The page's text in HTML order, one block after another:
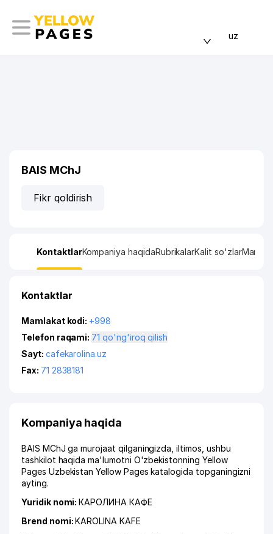
uz
BAIS MChJ
Fikr qoldirish
KontaktlarKompaniya haqidaRubrikalarKalit so'zlarManzil
Kontaktlar
Mamlakat kodi: +998
Telefon raqami:
71 qo'ng'iroq qilish
Sayt: cafekarolina.uz
Fax: 71 2838181
Kompaniya haqida
BAIS MChJ ga murojaat qilganingizda, iltimos, ushbu
tashkilot haqida ma'lumotni O'zbekistonning Yellow
Pages Uzbekistan Yellow Pages katalogida topganingizni
ayting.
Yuridik nomi:КАРОЛИНА КАФЕ
Brend nomi:KAROLINA KAFE